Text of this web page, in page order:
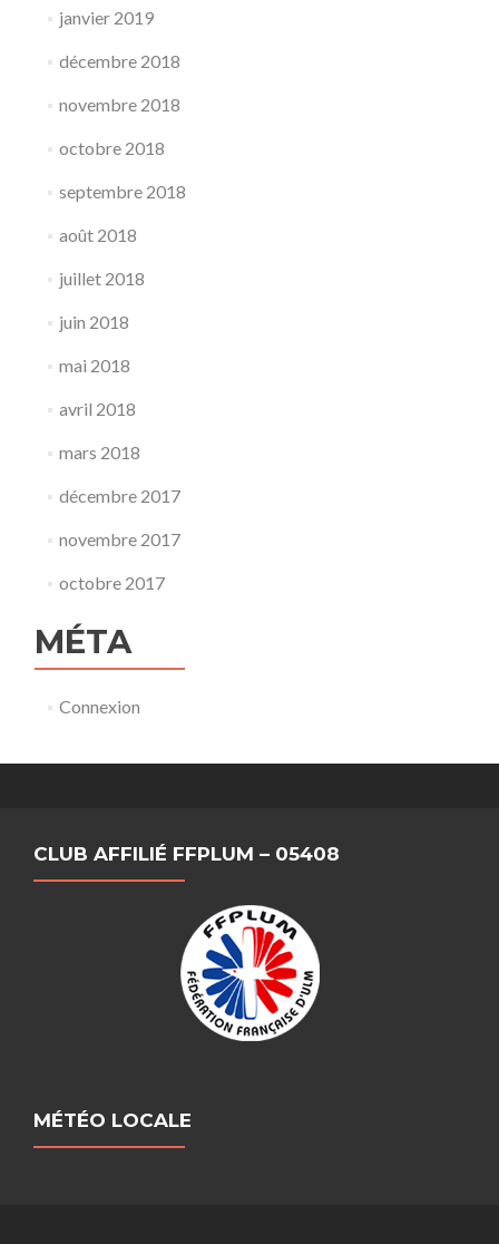
janvier 2019
décembre 2018
novembre 2018
octobre 2018
septembre 2018
août 2018
juillet 2018
juin 2018
mai 2018
avril 2018
mars 2018
décembre 2017
novembre 2017
octobre 2017
MÉTA
Connexion
CLUB AFFILIÉ FFPLUM – 05408
MÉTÉO LOCALE